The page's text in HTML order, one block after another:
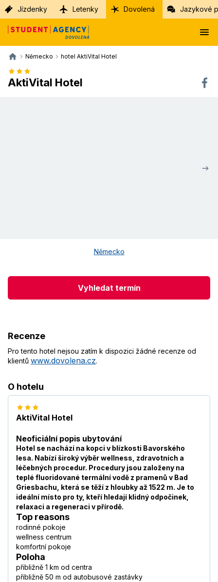
Jízdenky Letenky Dovolená Jazykové
Německo hotel AktiVital Hotel
AktiVital Hotel
Německo
Vyhledat termín
Recenze
Pro tento hotel nejsou zatím k dispozici žádné recenze od
klientů www.dovolena.cz.
O hotelu
AktiVital Hotel
Neoficiální popis ubytování
Hotel se nachází na kopci v blízkosti Bavorského
lesa. Nabízí široký výběr wellness, zdravotních a
léčebných procedur. Procedury jsou založeny na
teplé fluoridované termální vodě z pramenů v Bad
Griesbachu, která se těží z hloubky až 1522 m. Je to
ideální místo pro ty, kteří hledají klidný odpočinek,
relaxaci a regeneraci v přírodě.
Top reasons
rodinné pokoje
wellness centrum
komfortní pokoje
Poloha
přibližně 1 km od centra
přibližně 50 m od autobusové zastávky